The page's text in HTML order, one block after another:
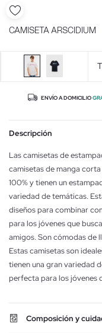
CAMISETA ARSCIDIUM
ENVÍO A DOMICILIO
Descripción
Las camisetas de
camisetas de manga
100% y tienen un
variedad de temáticas.
diseños para combinar
para los jóvenes que
amigos. Son cómodas de
Estas camisetas son
tienen una gran variedad
perfecta para los jóvenes
Composición y